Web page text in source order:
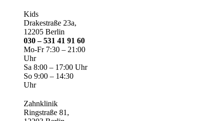
Kids
Drakestraße 23a,
12205 Berlin
030 – 531 41 91 60
Mo-Fr 7:30 – 21:00
Uhr
Sa 8:00 – 17:00 Uhr
So 9:00 – 14:30
Uhr
Zahnklinik
Ringstraße 81,